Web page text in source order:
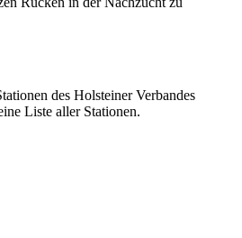
des Holsteiner Verbandes
Liste aller Stationen.